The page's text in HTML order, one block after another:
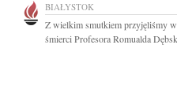
BIAŁYSTOK
Z wielkim smutkiem przyjęliśmy
śmierci Profesora Romualda